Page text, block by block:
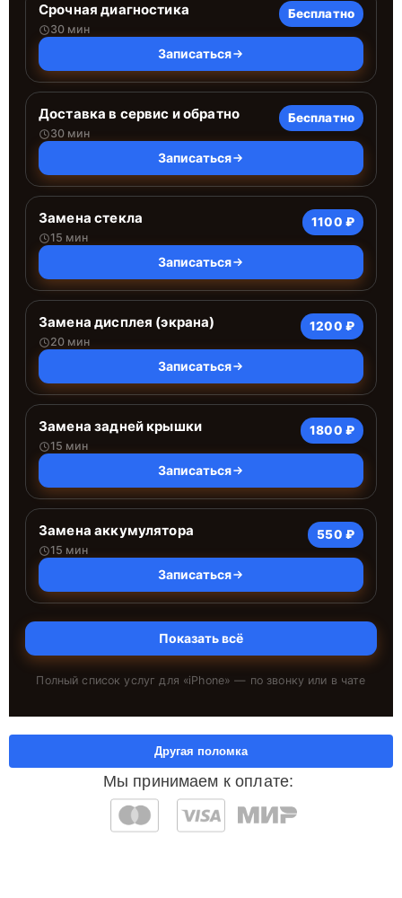
Срочная диагностика
30 мин
Бесплатно
Записаться
Доставка в сервис и обратно
30 мин
Бесплатно
Записаться
Замена стекла
15 мин
1100 ₽
Записаться
Замена дисплея (экрана)
20 мин
1200 ₽
Записаться
Замена задней крышки
15 мин
1800 ₽
Записаться
Замена аккумулятора
15 мин
550 ₽
Записаться
Показать всё
Полный список услуг для «iPhone» — по звонку или в чате
Мы принимаем к оплате:
Другая поломка